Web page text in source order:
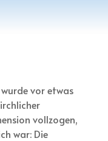
vor etwas
vollzogen,
war: Die